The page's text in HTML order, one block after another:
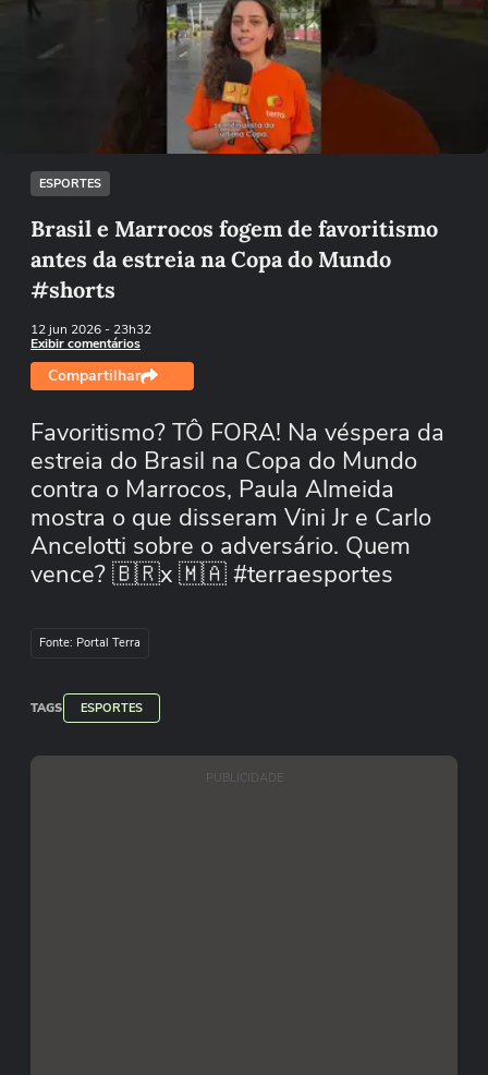
Não foi possível reproduzir o vídeo
Tentar novamente
ESPORTES
Brasil e Marrocos fogem de favoritismo
antes da estreia na Copa do Mundo
#shorts
12 jun 2026- 23h32
Exibir comentários
Compartilhar
Favoritismo? TÔ FORA! Na véspera da
estreia do Brasil na Copa do Mundo
contra o Marrocos, Paula Almeida
mostra o que disseram Vini Jr e Carlo
Ancelotti sobre o adversário. Quem
vence? 🇧🇷x 🇲🇦 #terraesportes
Fonte: Portal Terra
TAGS ESPORTES
PUBLICIDADE